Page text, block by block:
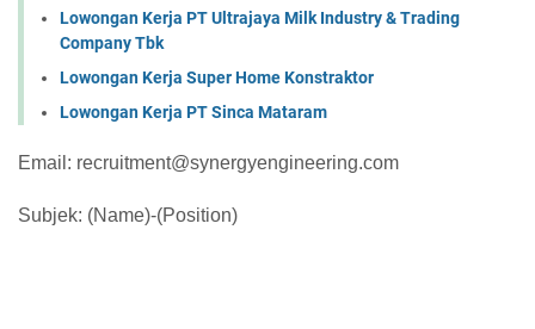
Lowongan Kerja PT Ultrajaya Milk Industry & Trading
Company Tbk
Lowongan Kerja Super Home Konstraktor
Lowongan Kerja PT Sinca Mataram
Email: recruitment@synergyengineering.com
Subjek: (Name)-(Position)